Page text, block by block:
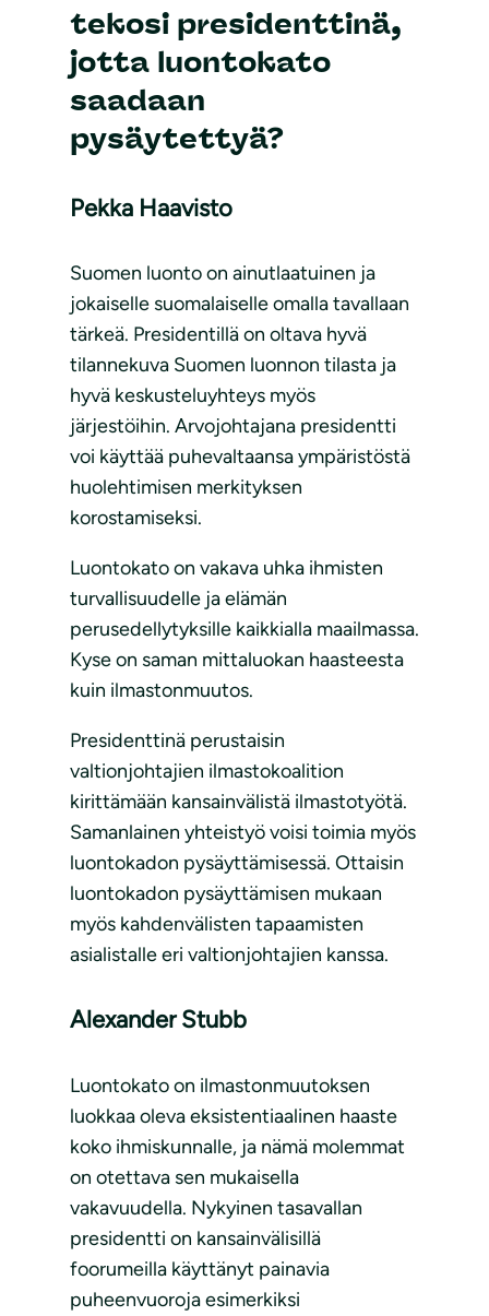
tekosi presidenttinä,
jotta luontokato
saadaan
pysäytettyä?
Pekka Haavisto
Suomen luonto on ainutlaatuinen ja
jokaiselle suomalaiselle omalla tavallaan
tärkeä. Presidentillä on oltava hyvä
tilannekuva Suomen luonnon tilasta ja
hyvä keskusteluyhteys myös
järjestöihin. Arvojohtajana presidentti
voi käyttää puhevaltaansa ympäristöstä
huolehtimisen merkityksen
korostamiseksi.
Luontokato on vakava uhka ihmisten
turvallisuudelle ja elämän
perusedellytyksille kaikkialla maailmassa.
Kyse on saman mittaluokan haasteesta
kuin ilmastonmuutos.
Presidenttinä perustaisin
valtionjohtajien ilmastokoalition
kirittämään kansainvälistä ilmastotyötä.
Samanlainen yhteistyö voisi toimia myös
luontokadon pysäyttämisessä. Ottaisin
luontokadon pysäyttämisen mukaan
myös kahdenvälisten tapaamisten
asialistalle eri valtionjohtajien kanssa.
Alexander Stubb
Luontokato on ilmastonmuutoksen
luokkaa oleva eksistentiaalinen haaste
koko ihmiskunnalle, ja nämä molemmat
on otettava sen mukaisella
vakavuudella. Nykyinen tasavallan
presidentti on kansainvälisillä
foorumeilla käyttänyt painavia
puheenvuoroja esimerkiksi